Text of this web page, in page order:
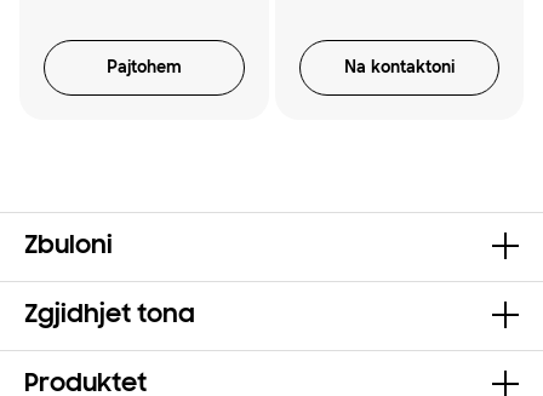
Pajtohem Na kontaktoni
Zbuloni
Zgjidhjet tona
Produktet